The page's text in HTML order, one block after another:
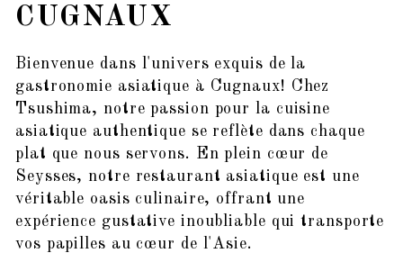
CUGNAUX
Bienvenue dans l'univers exquis de la
gastronomie asiatique à Cugnaux! Chez
Tsushima, notre passion pour la cuisine
asiatique authentique se reflète dans chaque
plat que nous servons. En plein cœur de
Seysses, notre restaurant asiatique est une
véritable oasis culinaire, offrant une
expérience gustative inoubliable qui transporte
vos papilles au cœur de l'Asie.